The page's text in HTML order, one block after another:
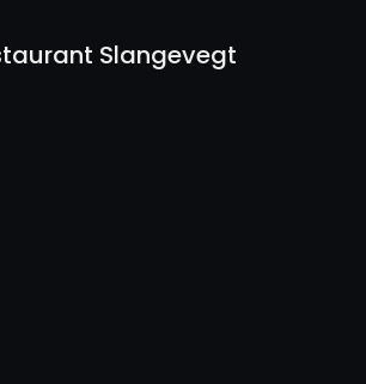
Slangevegt